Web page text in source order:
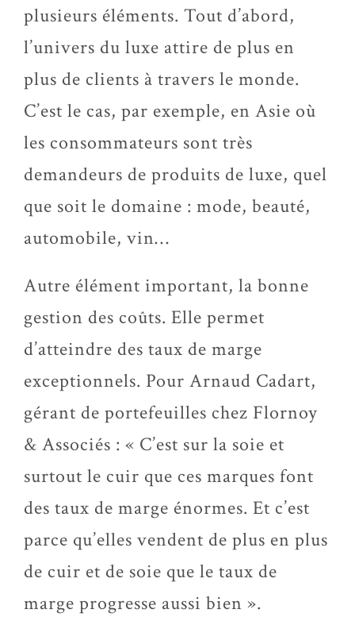
plusieurs éléments. Tout d’abord,
l’univers du luxe attire de plus en
plus de clients à travers le monde.
C’est le cas, par exemple, en Asie où
les consommateurs sont très
demandeurs de produits de luxe, quel
que soit le domaine : mode, beauté,
automobile, vin…
Autre élément important, la bonne
gestion des coûts. Elle permet
d’atteindre des taux de marge
exceptionnels. Pour Arnaud Cadart,
gérant de portefeuilles chez Flornoy
& Associés : « C’est sur la soie et
surtout le cuir que ces marques font
des taux de marge énormes. Et c’est
parce qu’elles vendent de plus en plus
de cuir et de soie que le taux de
marge progresse aussi bien ».